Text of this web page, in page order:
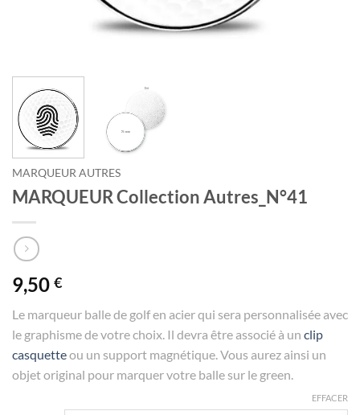
MARQUEUR AUTRES
MARQUEUR Collection Autres_N°41
9,50 €
Le marqueur balle de golf en acier qui sera personnalisée avec
le graphisme de votre choix. Il devra être associé à un clip
casquetteou un support magnétique. Vous aurez ainsi un
objet original pour marquer votre balle sur le green.
EFFACER